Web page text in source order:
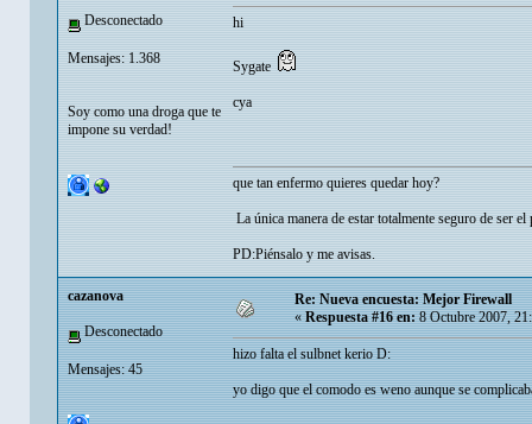
Desconectado
Mensajes: 1.368
Soy como una droga que te
impone su verdad!
hi
Sygate
cya
que tan enfermo quieres quedar hoy?
La única manera de estar totalmente seguro de ser
PD:Piénsalo y me avisas.
cazanova
Desconectado
Mensajes: 45
Re: Nueva encuesta: Mejor Firewall
«Respuesta #16 en:8 Octubre 2007,
hizo falta el sulbnet kerio D:
yo digo que el comodo es weno aunque se